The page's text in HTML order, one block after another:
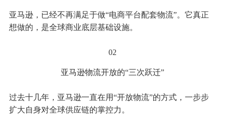
亚马逊，已经不再满足于做“电商平台配套物流”。它真正
想做的，是全球商业底层基础设施。
02
亚马逊物流开放的“三次跃迁”
过去十几年，亚马逊一直在用“开放物流”的方式，一步步
扩大自身对全球供应链的掌控力。